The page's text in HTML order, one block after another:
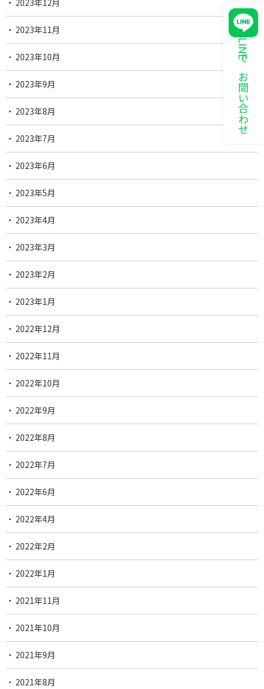
LINEでお問い合わせ
2023年12月
2023年11月
2023年10月
2023年9月
2023年8月
2023年7月
2023年6月
2023年5月
2023年4月
2023年3月
2023年2月
2023年1月
2022年12月
2022年11月
2022年10月
2022年9月
2022年8月
2022年7月
2022年6月
2022年4月
2022年2月
2022年1月
2021年11月
2021年10月
2021年9月
2021年8月